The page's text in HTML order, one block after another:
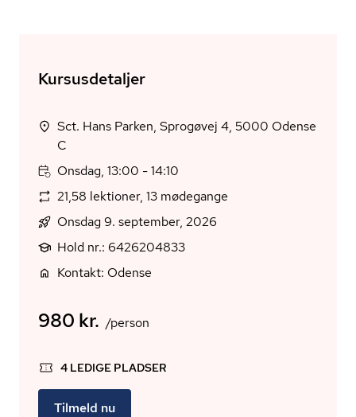
Kursusdetaljer
Sct. Hans Parken, Sprogøvej 4, 5000 Odense
C
Onsdag, 13:00 - 14:10
21,58 lektioner, 13 mødegange
Onsdag 9. september, 2026
Hold nr.: 6426204833
Kontakt: Odense
980 kr. /person
4 LEDIGE PLADSER
Tilmeld nu